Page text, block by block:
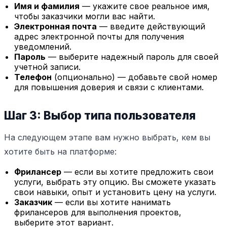
Имя и фамилия — укажите свое реальное имя,
чтобы заказчики могли вас найти.
Электронная почта — введите действующий
адрес электронной почты для получения
уведомлений.
Пароль — выберите надежный пароль для своей
учетной записи.
Телефон (опционально) — добавьте свой номер
для повышения доверия и связи с клиентами.
Шаг 3: Выбор типа пользователя
На следующем этапе вам нужно выбрать, кем вы
хотите быть на платформе:
Фрилансер — если вы хотите предложить свои
услуги, выбрать эту опцию. Вы сможете указать
свои навыки, опыт и установить цену на услуги.
Заказчик — если вы хотите нанимать
фрилансеров для выполнения проектов,
выберите этот вариант.